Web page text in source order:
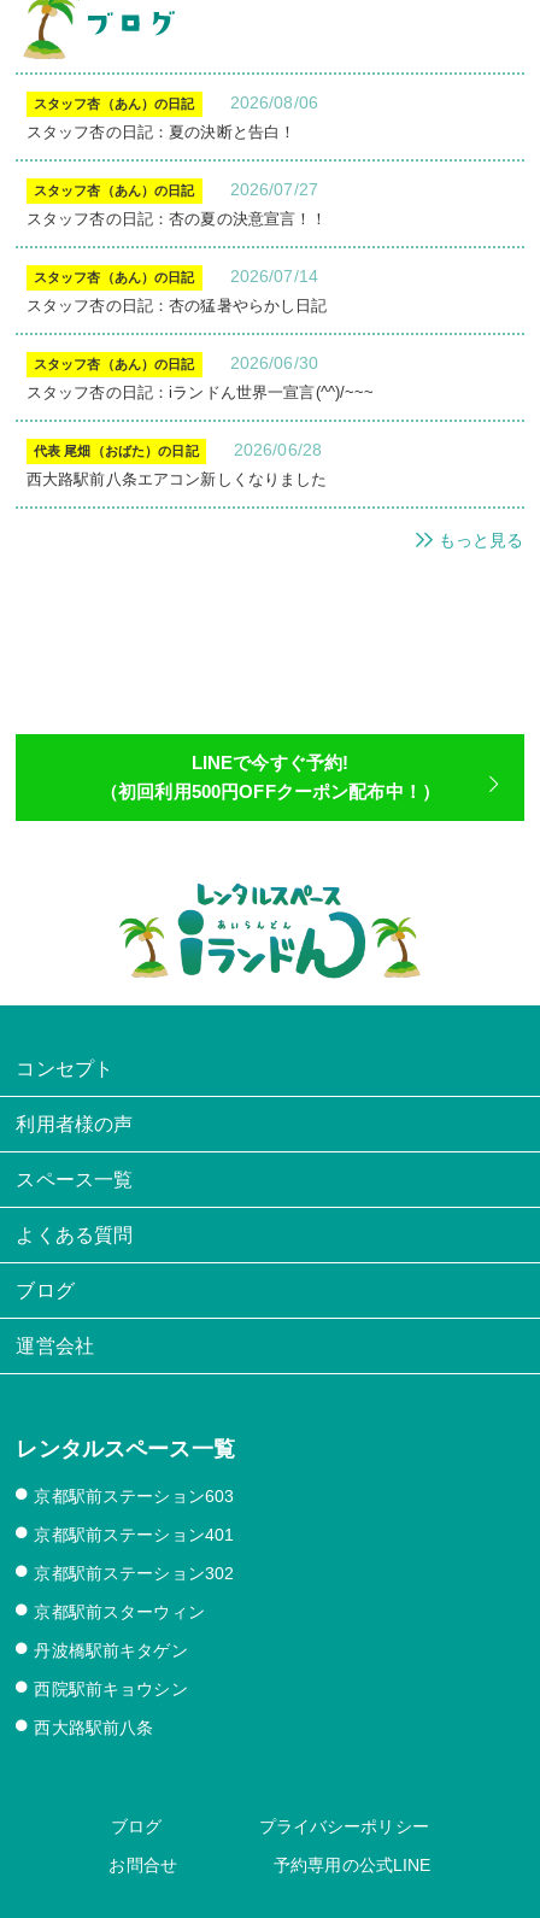
スタッフ杏（あん）の日記 2026/08/06
スタッフ杏の日記：夏の決断と告白！
スタッフ杏（あん）の日記 2026/07/27
スタッフ杏の日記：杏の夏の決意宣言！！
スタッフ杏（あん）の日記 2026/07/14
スタッフ杏の日記：杏の猛暑やらかし日記
スタッフ杏（あん）の日記 2026/06/30
スタッフ杏の日記：iランドん世界一宣言(^^)/~~~
代表 尾畑（おばた）の日記 2026/06/28
西大路駅前八条エアコン新しくなりました
もっと見る
LINEで今すぐ予約!
（初回利用500円OFFクーポン配布中！）
コンセプト
利用者様の声
スペース一覧
よくある質問
ブログ
運営会社
レンタルスペース一覧
京都駅前ステーション603
京都駅前ステーション401
京都駅前ステーション302
京都駅前スターウィン
丹波橋駅前キタゲン
西院駅前キョウシン
西大路駅前八条
ブログ
プライバシーポリシー
お問合せ
予約専用の公式LINE